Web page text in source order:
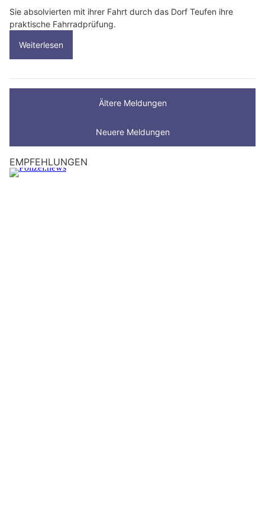
Sie absolvierten mit ihrer Fahrt durch das Dorf Teufen ihre
praktische Fahrradprüfung.
Weiterlesen
Ältere Meldungen
Neuere Meldungen
EMPFEHLUNGEN